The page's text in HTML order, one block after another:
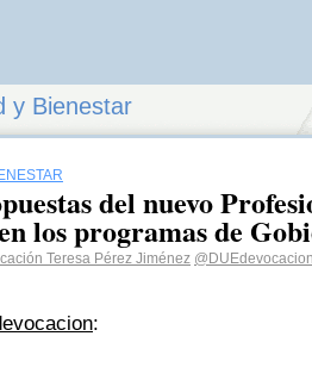
y Bienestar
del nuevo
los programas de
Teresa Pérez Jiménez @DUEdevocacion
: